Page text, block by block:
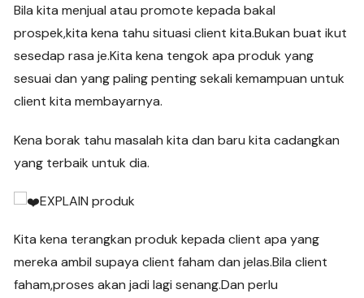
Bila kita menjual atau promote kepada bakal
prospek,kita kena tahu situasi client kita.Bukan buat ikut
sesedap rasa je.Kita kena tengok apa produk yang
sesuai dan yang paling penting sekali kemampuan untuk
client kita membayarnya.
Kena borak tahu masalah kita dan baru kita cadangkan
yang terbaik untuk dia.
EXPLAIN produk
Kita kena terangkan produk kepada client apa yang
mereka ambil supaya client faham dan jelas.Bila client
faham,proses akan jadi lagi senang.Dan perlu